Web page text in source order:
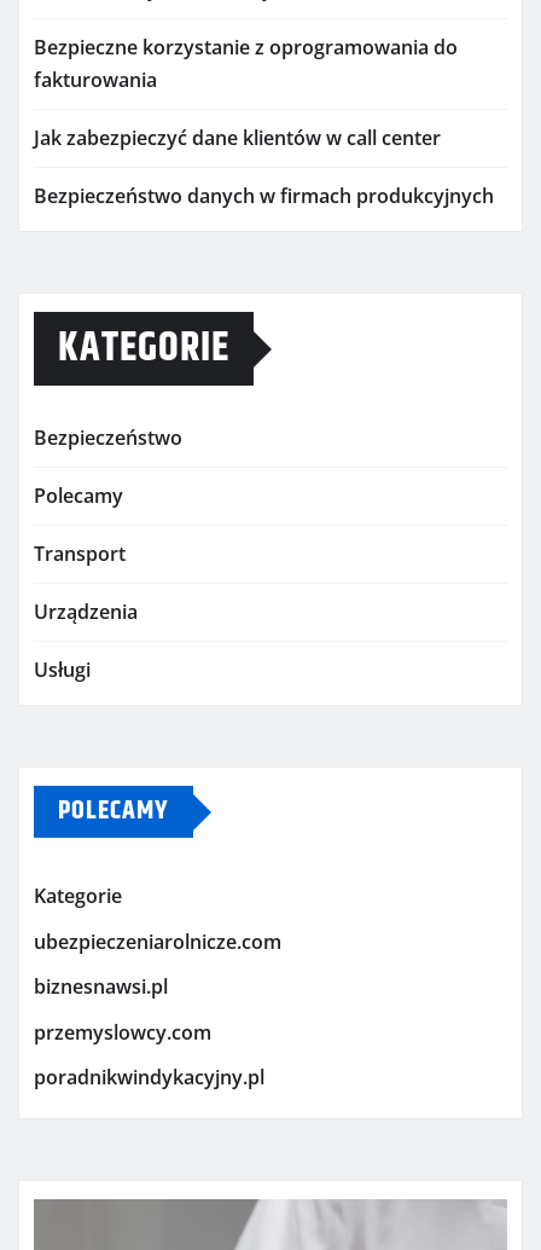
Bezpieczne korzystanie z oprogramowania do
fakturowania
Jak zabezpieczyć dane klientów w call center
Bezpieczeństwo danych w firmach produkcyjnych
KATEGORIE
Bezpieczeństwo
Polecamy
Transport
Urządzenia
Usługi
POLECAMY
Kategorie
ubezpieczeniarolnicze.com
biznesnawsi.pl
przemyslowcy.com
poradnikwindykacyjny.pl